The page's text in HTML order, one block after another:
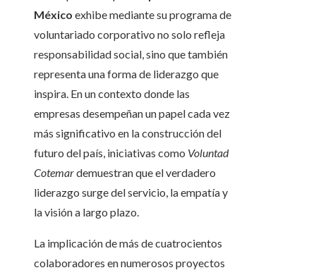
México exhibe mediante su programa de
voluntariado corporativo no solo refleja
responsabilidad social, sino que también
representa una forma de liderazgo que
inspira. En un contexto donde las
empresas desempeñan un papel cada vez
más significativo en la construcción del
futuro del país, iniciativas como Voluntad
Cotemardemuestran que el verdadero
liderazgo surge del servicio, la empatía y
la visión a largo plazo.
La implicación de más de cuatrocientos
colaboradores en numerosos proyectos